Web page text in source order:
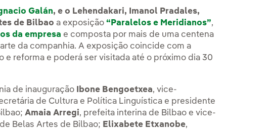
Galán, e o Lehendakari, Imanol Pradales,
de Bilbao a exposição“Paralelos e Meridianos”,
da empresa e composta por mais de uma centena
da companhia. A exposição coincide com a
e reforma e poderá ser visitada até o próximo dia 30
de inauguração Ibone Bengoetxea, vice-
de Cultura e Política Linguística e presidente
Amaia Arregi, prefeita interina de Bilbao e vice-
Belas Artes de Bilbao; Elixabete Etxanobe,